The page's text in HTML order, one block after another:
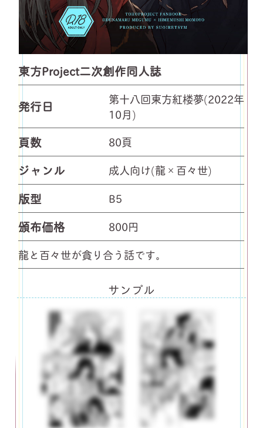
東方Project二次創作同人誌
発行日
第十八回東方紅楼夢(2022年
10月)
頁数 80頁
ジャンル 成人向け(龍×百々世)
版型 B5
頒布価格
800円
龍と百々世が貪り合う話です。
サンプル